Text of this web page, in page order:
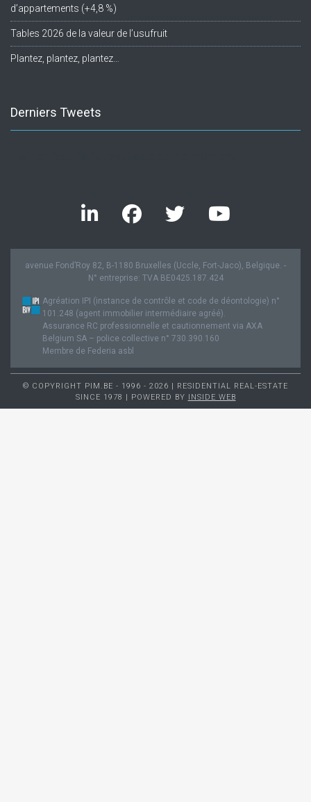
d’appartements (+4,8 %)
Tables 2026 de la valeur de l’usufruit
Plantez, plantez, plantez…
Derniers Tweets
avenue Fond’Roy 82, B-1180 Bruxelles (Uccle, Fort-Jaco), Belgique. -
N° entreprise: TVA BE0425.187.424
Agréation IPI (instance de contrôle et code de déontologie) n°
101.248 (agent immobilier intermédiaire agréé).
Assurance RC professionnelle et cautionnement via AXA
Belgium SA – police collective n° 730.390.160
Membre de Federia asbl
© COPYRIGHT PIM.BE - 1996 - 2026 | RESIDENTIAL REAL-ESTATE
SINCE 1978 | POWERED BY INSIDE WEB